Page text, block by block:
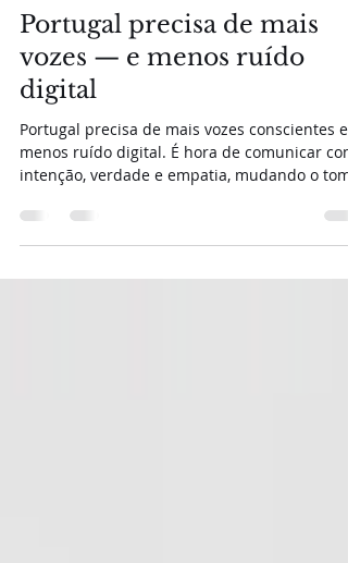
Filomena Silva
11 de abr. de 2025
3 min de leitura
Portugal precisa de mais
vozes — e menos ruído
digital
Portugal precisa de mais vozes conscientes e
intenção, verdade e empatia, mudando o tom
do discurso.